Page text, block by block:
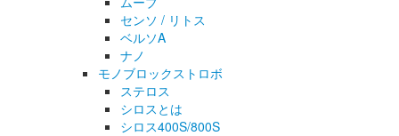
センソ / リトス
ベルソA
ナノ
モノブロックストロボ
ステロス
シロスとは
シロス400S/800S